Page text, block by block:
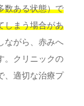
数ある状態）で
しまう場合があ
ながら、赤みへ
。クリニックの
、適切な治療プ